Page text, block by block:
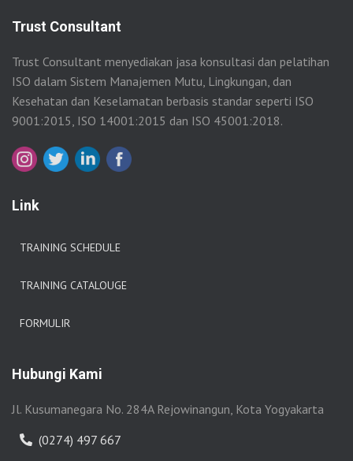
Trust Consultant
Trust Consultant menyediakan jasa konsultasi dan pelatihan
ISO dalam Sistem Manajemen Mutu, Lingkungan, dan
Kesehatan dan Keselamatan berbasis standar seperti ISO
9001:2015, ISO 14001:2015 dan ISO 45001:2018.
Link
TRAINING SCHEDULE
TRAINING CATALOUGE
FORMULIR
Hubungi Kami
Jl. Kusumanegara No. 284A Rejowinangun, Kota Yogyakarta
(0274) 497 667